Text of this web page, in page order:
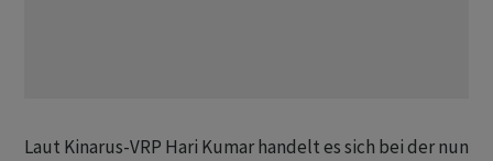
Laut Kinarus-VRP Hari Kumar handelt es sich bei der nun